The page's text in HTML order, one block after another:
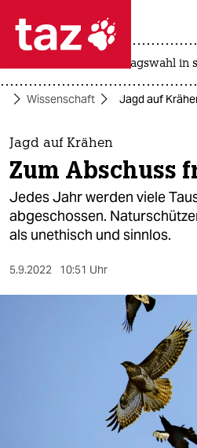
 taz zahl ich
taz zahl ich
themen
politik
öko
landtagswahl in
Wissenschaft Jagd auf
Jagd auf Krähen
Zum Abschuss
Jedes Jahr werden viele
abgeschossen.
als unethisch und sinnlos.
5.9.2022 10:51 Uhr